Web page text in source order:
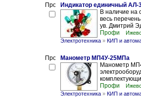
Индикатор единичный АЛ-
В наличие
весь
ув. Дмитрий
Профи
Электротехника » КИП и
Манометр МП4У-25МПа
Манометр
Профи
Электротехника » КИП и